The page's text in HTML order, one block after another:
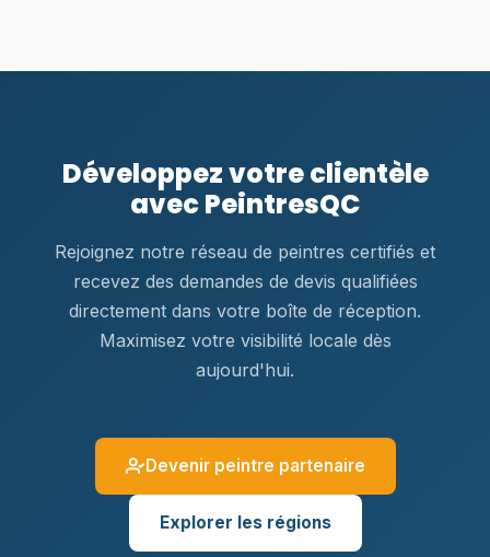
Développez votre clientèle
avec PeintresQC
Rejoignez notre réseau de peintres certifiés et
recevez des demandes de devis qualifiées
directement dans votre boîte de réception.
Maximisez votre visibilité locale dès
aujourd'hui.
Devenir peintre partenaire
Explorer les régions